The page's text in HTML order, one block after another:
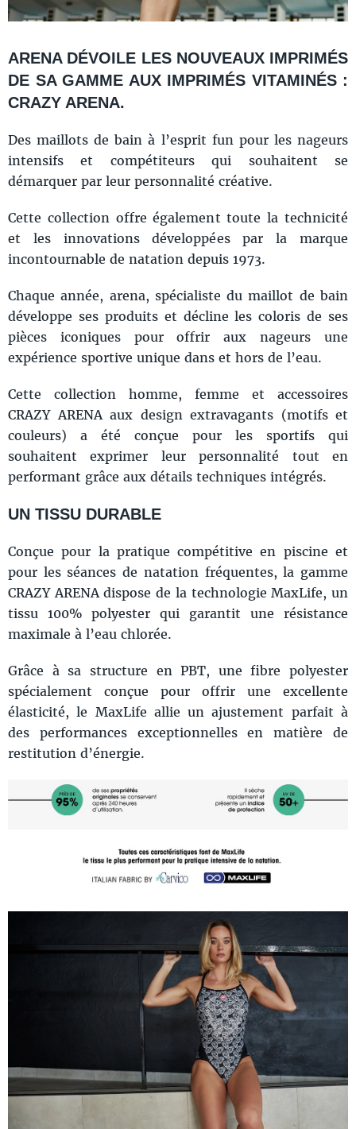
ARENA DÉVOILE LES NOUVEAUX IMPRIMÉS
DE SA GAMME AUX IMPRIMÉS VITAMINÉS :
CRAZY ARENA.
Des maillots de bain à l’esprit fun pour les nageurs
intensifs et compétiteurs qui souhaitent se
démarquer par leur personnalité créative.
Cette collection offre également toute la technicité
et les innovations développées par la marque
incontournable de natation depuis 1973.
Chaque année, arena, spécialiste du maillot de bain
développe ses produits et décline les coloris de ses
pièces iconiques pour offrir aux nageurs une
expérience sportive unique dans et hors de l’eau.
Cette collection homme, femme et accessoires
CRAZY ARENA aux design extravagants (motifs et
couleurs) a été conçue pour les sportifs qui
souhaitent exprimer leur personnalité tout en
performant grâce aux détails techniques intégrés.
UN TISSU DURABLE
Conçue pour la pratique compétitive en piscine et
pour les séances de natation fréquentes, la gamme
CRAZY ARENA dispose de la technologie MaxLife, un
tissu 100% polyester qui garantit une résistance
maximale à l’eau chlorée.
Grâce à sa structure en PBT, une fibre polyester
spécialement conçue pour offrir une excellente
élasticité, le MaxLife allie un ajustement parfait à
des performances exceptionnelles en matière de
restitution d’énergie.